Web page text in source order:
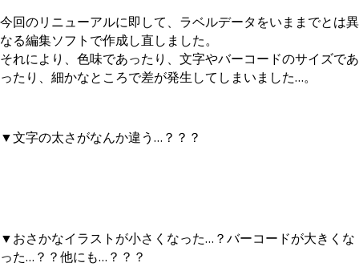
今回のリニューアルに即して、ラベルデータをいままでとは異
なる編集ソフトで作成し直しました。
それにより、色味であったり、文字やバーコードのサイズであ
ったり、細かなところで差が発生してしまいました…。
▼文字の太さがなんか違う…？？？
▼おさかなイラストが小さくなった…？バーコードが大きくな
った…？？他にも…？？？